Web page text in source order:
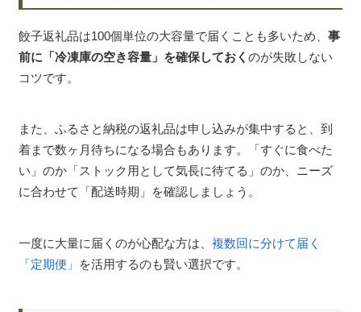
餃子返礼品は100個単位の大容量で届くことも多いため、 事
前に「冷凍庫の空き容量」を確保しておく のが失敗しない
コツです。
また、ふるさと納税の返礼品は申し込みが集中すると、到
着まで数ヶ月待ちになる場合もあります。「すぐに食べた
い」のか「ストック用として気長に待てる」のか、ニーズ
に合わせて「配送時期」を確認しましょう。
一度に大量に届くのが心配な方は、 複数回に分けて届く
「定期便」
を活用するのも賢い選択です。